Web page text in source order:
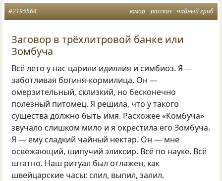
юмор рассказ чайный гриб
#2195564
Заговор в трёхлитровой банке или
Зомбуча
Всё лето у нас царили идиллия и симбиоз. Я —
заботливая богиня-кормилица. Он —
омерзительный, склизкий, но бесконечно
полезный питомец. Я решила, что у такого
существа должно быть имя. Расхожее «Комбуча»
звучало слишком мило и я окрестила его Зомбуча.
Я — ему сладкий чайный нектар. Он — мне
освежающий, шипучий эликсир. Всё по науке. Всё
штатно. Наш ритуал был отлажен, как
швейцарские часы: слил, выпил, залил.